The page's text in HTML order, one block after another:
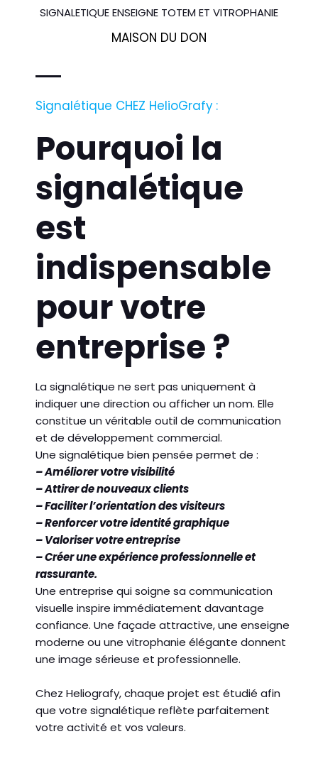
SIGNALETIQUE ENSEIGNE TOTEM ET VITROPHANIE
MAISON DU DON
Signalétique CHEZ HelioGrafy :
Pourquoi la
signalétique
est
indispensable
pour votre
entreprise ?
La signalétique ne sert pas uniquement à
indiquer une direction ou afficher un nom. Elle
constitue un véritable outil de communication
et de développement commercial.
Une signalétique bien pensée permet de :
– Améliorer votre visibilité
– Attirer de nouveaux clients
– Faciliter l’orientation des visiteurs
– Renforcer votre identité graphique
– Valoriser votre entreprise
– Créer une expérience professionnelle et
rassurante.
Une entreprise qui soigne sa communication
visuelle inspire immédiatement davantage
confiance. Une façade attractive, une enseigne
moderne ou une vitrophanie élégante donnent
une image sérieuse et professionnelle.
Chez Heliografy, chaque projet est étudié afin
que votre signalétique reflète parfaitement
votre activité et vos valeurs.